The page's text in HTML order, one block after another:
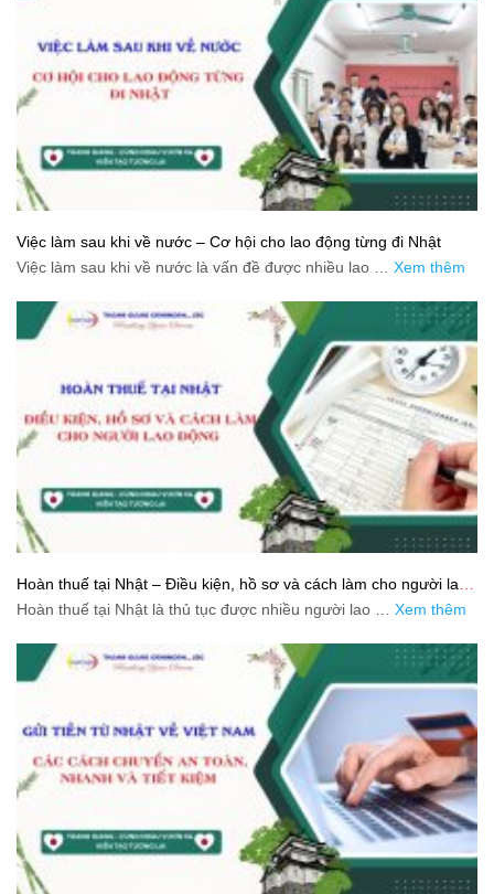
Việc làm sau khi về nước – Cơ hội cho lao động từng đi Nhật
Việc làm sau khi về nước là vấn đề được nhiều lao … Xem thêm
Hoàn thuế tại Nhật – Điều kiện, hồ sơ và cách làm cho người lao
động
Hoàn thuế tại Nhật là thủ tục được nhiều người lao … Xem thêm